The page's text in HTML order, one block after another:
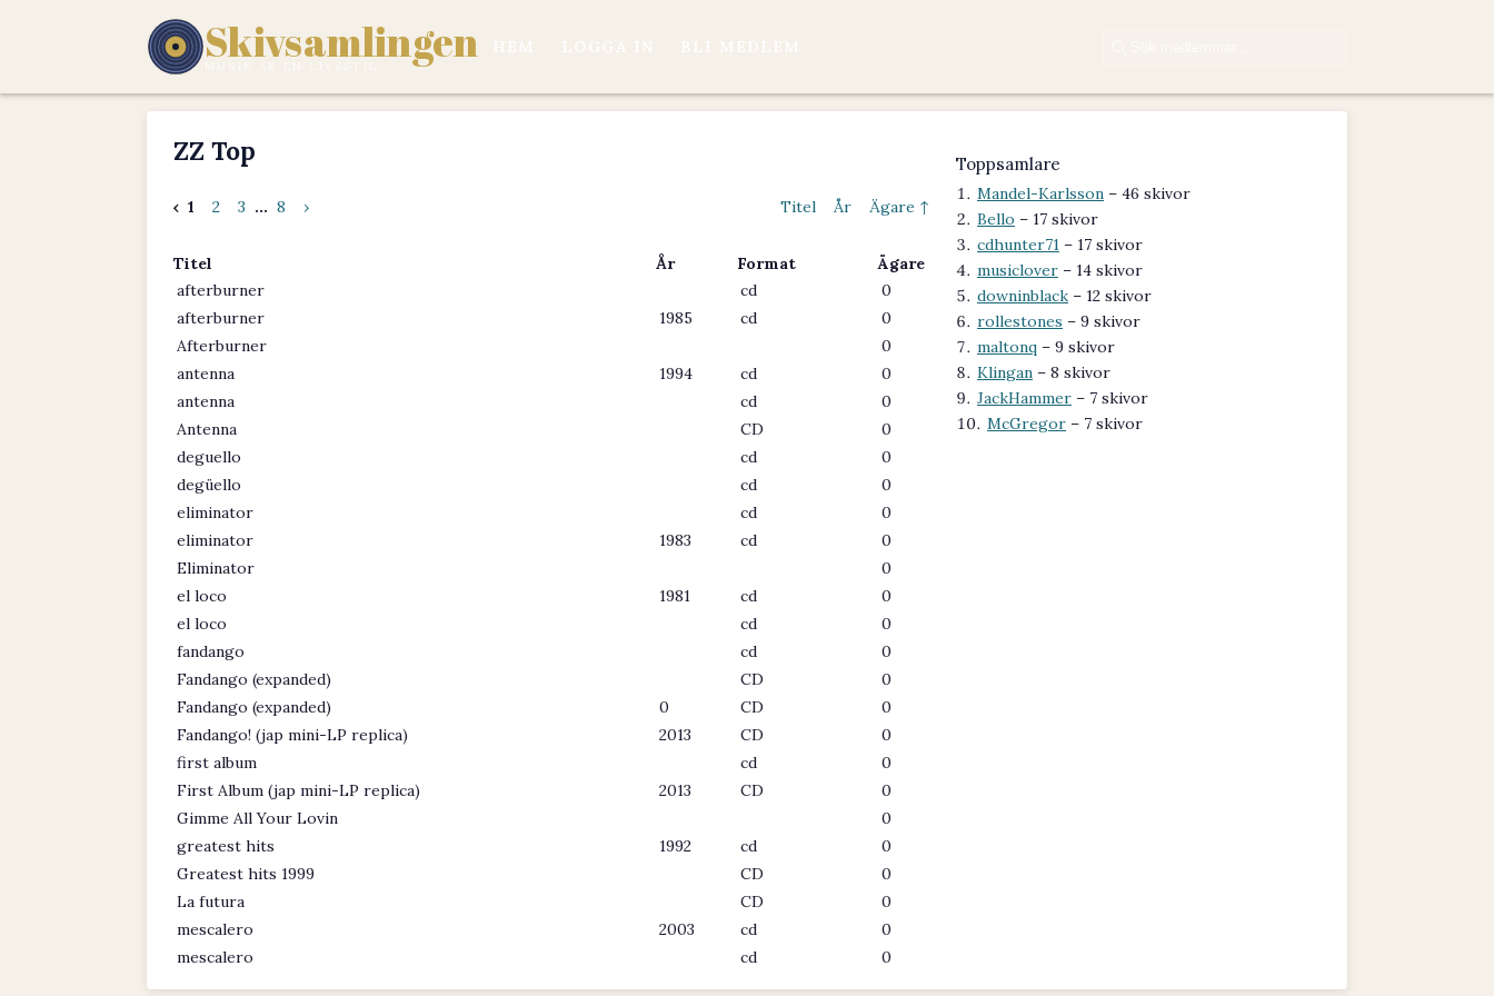
Skivsamlingen
ZZ Top
‹ 1 2 3 ... 8 › Titel År Ägare ↑
Titel År Format
Ägare
afterburner
cd
0
afterburner
1985 cd
0
Afterburner
0
antenna
1994 cd
0
antenna
cd
0
Antenna
CD
0
deguello
cd
0
degüello
cd
0
eliminator
cd
0
eliminator
1983 cd
0
Eliminator
0
el loco
1981 cd
0
el loco
cd
0
fandango
cd
0
Fandango (expanded)
CD
0
Fandango (expanded)
0 CD
0
Fandango! (jap mini-LP replica)
2013 CD
0
first album
cd
0
First Album (jap mini-LP replica)
2013 CD
0
Gimme All Your Lovin
0
greatest hits
1992 cd
0
Greatest hits 1999
CD
0
La futura
CD
0
mescalero
2003 cd
0
mescalero
cd 0
Toppsamlare
Mandel-Karlsson – 46 skivor
Bello – 17 skivor
cdhunter71 – 17 skivor
musiclover – 14 skivor
downinblack – 12 skivor
rollestones – 9 skivor
maltonq – 9 skivor
Klingan – 8 skivor
JackHammer – 7 skivor
McGregor – 7 skivor